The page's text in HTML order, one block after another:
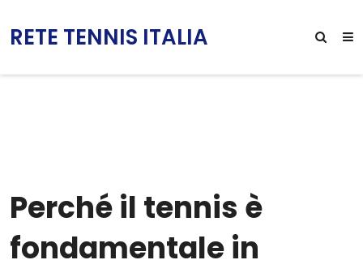
RETE TENNIS ITALIA
Perché il tennis è
fondamentale in